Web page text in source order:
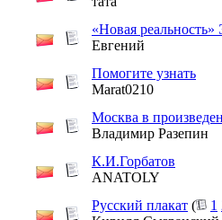
«Новая
Евгений
Помогите узнать
Marat0210
Москва в
Владимир Разепин
К.И.Горбатов
ANATOLY
Русский плакат ( 1